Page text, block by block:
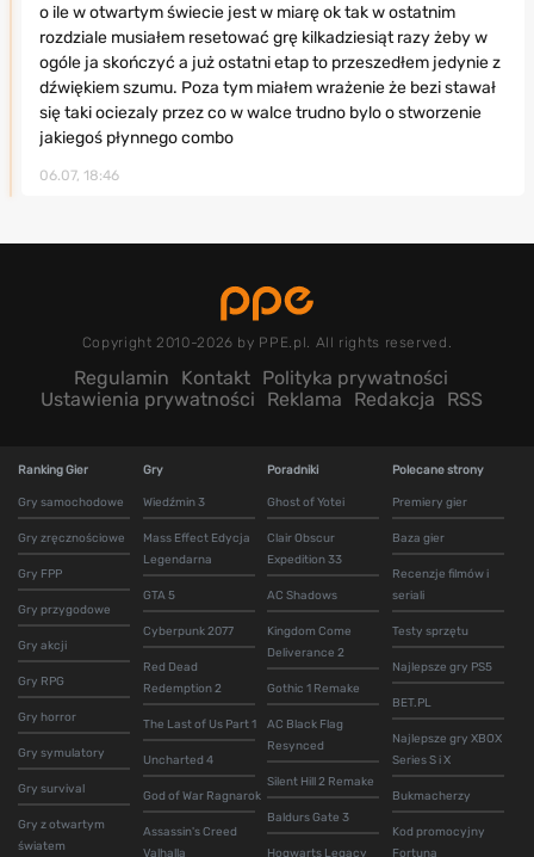
o ile w otwartym świecie jest w miarę ok tak w ostatnim
rozdziale musiałem resetować grę kilkadziesiąt razy żeby w
ogóle ja skończyć a już ostatni etap to przeszedłem jedynie z
dźwiękiem szumu. Poza tym miałem wrażenie że bezi stawał
się taki ociezaly przez co w walce trudno bylo o stworzenie
jakiegoś płynnego combo
06.07, 18:46
Copyright 2010-2026 by PPE.pl. All rights reserved.
Regulamin Kontakt Polityka prywatności
Ustawienia prywatności
Reklama Redakcja RSS
Ranking Gier
Gry samochodowe
Gry zręcznościowe
Gry FPP
Gry przygodowe
Gry akcji
Gry RPG
Gry horror
Gry symulatory
Gry survival
Gry z otwartym
światem
Gry
Wiedźmin 3
Mass Effect Edycja
Legendarna
GTA 5
Cyberpunk 2077
Red Dead
Redemption 2
The Last of Us Part 1
Uncharted 4
God of War Ragnarok
Assassin's Creed
Valhalla
Poradniki
Ghost of Yotei
Clair Obscur
Expedition 33
AC Shadows
Kingdom Come
Deliverance 2
Gothic 1 Remake
AC Black Flag
Resynced
Silent Hill 2 Remake
Baldurs Gate 3
Hogwarts Legacy
Polecane strony
Premiery gier
Baza gier
Recenzje filmów i
seriali
Testy sprzętu
Najlepsze gry PS5
BET.PL
Najlepsze gry XBOX
Series S i X
Bukmacherzy
Kod promocyjny
Fortuna